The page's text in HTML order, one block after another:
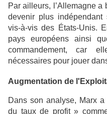
Par ailleurs, l’Allemagne
devenir plus
vis-à-vis des États-Unis.
pays européens ainsi
commandement, car
nécessaires pour jouer
Augmentation de
Dans son analyse, Marx
du taux de profit »